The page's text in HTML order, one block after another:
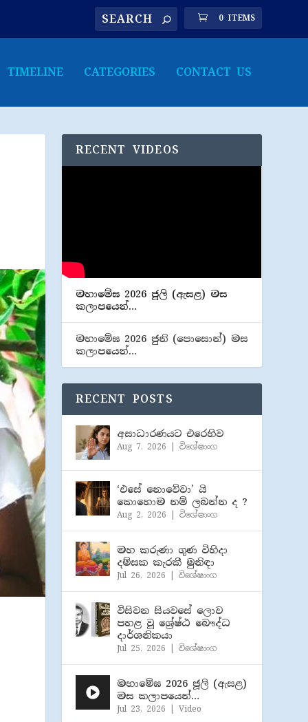
0 ITEMS
TIMELINE CATEGORIES CONTACT US
RECENT VIDEOS
මහාමේඝ 2026 ජූලි (​ඇසළ) මස
කලාපයෙන්…
මහාමේඝ 2026 ජුනි (​පොසොන්) මස
කලාපයෙන්…
RECENT POSTS
අසාධාරණයට එරෙහිව
Aug 7, 2026 |විශේෂාංග
‘එසේ නොවේවා’ යි
කොහොම නම් ලබන්න ද ?
Aug 2, 2026 |විශේෂාංග
මහ කරුණා ගුණ විහිදා
දම්සක කැරකී මුනිඳා
Jul 26, 2026 |විශේෂාංග
විසිවන සියවසේ ලොව
පහළ වූ ශ්‍රේෂ්ඨ බෞද්ධ
දාර්ශනිකයා
Jul 25, 2026 |විශේෂාංග
මහාමේඝ 2026 ජූලි (​ඇසළ)
මස කලාපයෙන්…
Jul 23, 2026 |Video